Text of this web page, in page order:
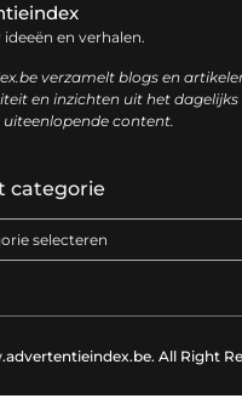
en verhalen.
verzamelt blogs en
en inzichten uit het dagelijks
uiteenlopende content.
categorie
All Right